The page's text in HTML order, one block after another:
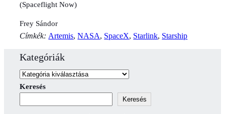
(Spaceflight Now)
Frey Sándor
Címkék: Artemis, NASA, SpaceX, Starlink, Starship
Kategóriák
Keresés
Keresés